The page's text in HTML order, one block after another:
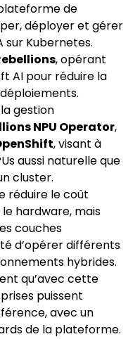
de
déployer et gérer
sur Kubernetes.
, opérant
AI pour réduire la
gestion
NPU Operator,
, visant à
aussi naturelle que
cluster.
réduire le coût
hardware, mais
couches
d’opérer différents
hybrides.
qu’avec cette
puissent
avec un
de la plateforme.